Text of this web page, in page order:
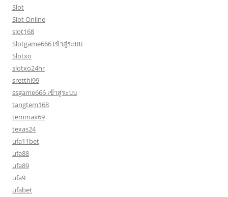
Slot
Slot Online
slot168
Slotgame666 เข้าสู่ระบบ
Slotxo
slotxo24hr
sretthi99
ssgame666 เข้าสู่ระบบ
tangtem168
temmax69
texas24
ufa11bet
ufa88
ufa89
ufa9
ufabet